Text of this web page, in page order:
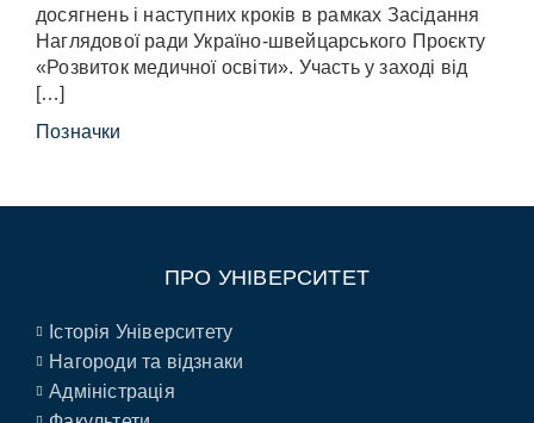
досягнень і наступних кроків в рамках Засідання
Наглядової ради Україно-швейцарського Проєкту
«Розвиток медичної освіти». Участь у заході від
[…]
Позначки
ПРО УНІВЕРСИТЕТ
Історія Університету
Нагороди та відзнаки
Адміністрація